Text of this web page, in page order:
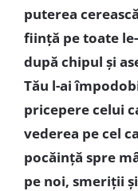
puterea
ființă pe toate
după chipul și
Tău l-ai
pricepere celui
vederea pe cel
pocăință spre
pe noi, smeriții